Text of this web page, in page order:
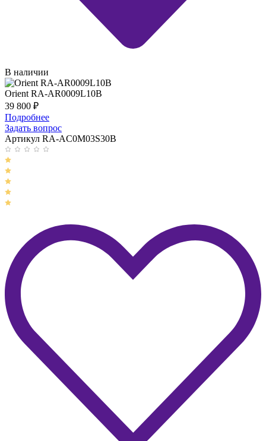
В наличии
Orient RA-AR0009L10B
39 800 ₽
Подробнее
Задать вопрос
Артикул RA-AC0M03S30B